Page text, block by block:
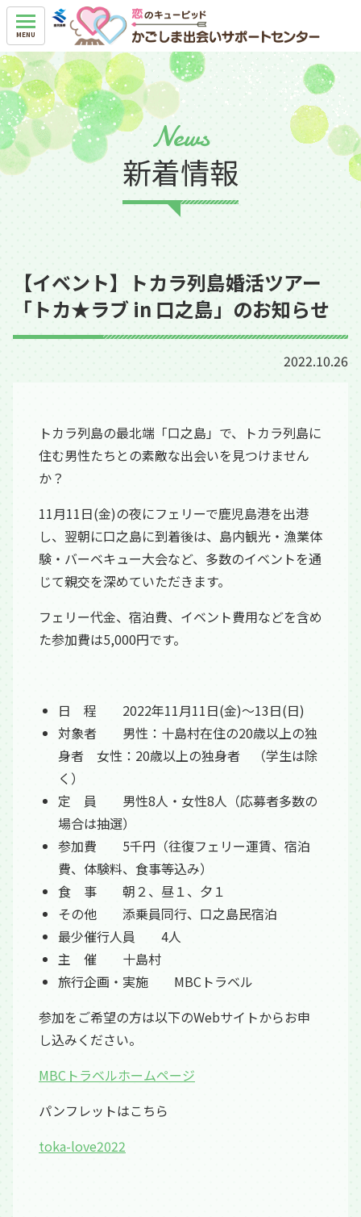
News
新着情報
【イベント】トカラ列島婚活ツアー
「トカ★ラブ in 口之島」のお知らせ
2022.10.26
トカラ列島の最北端「口之島」で、トカラ列島に
住む男性たちとの素敵な出会いを見つけません
か？
11月11日(金)の夜にフェリーで鹿児島港を出港
し、翌朝に口之島に到着後は、島内観光・漁業体
験・バーベキュー大会など、多数のイベントを通
じて親交を深めていただきます。
フェリー代金、宿泊費、イベント費用などを含め
た参加費は5,000円です。
日 程 2022年11月11日(金)～13日(日)
対象者 男性：十島村在住の20歳以上の独
身者 女性：20歳以上の独身者 （学生は除
く）
定 員 男性8人・女性8人（応募者多数の
場合は抽選）
参加費 5千円（往復フェリー運賃、宿泊
費、体験料、食事等込み）
食 事 朝２、昼１、夕１
その他 添乗員同行、口之島民宿泊
最少催行人員 4人
主 催 十島村
旅行企画・実施 MBCトラベル
参加をご希望の方は以下のWebサイトからお申
し込みください。
MBCトラベルホームページ
パンフレットはこちら
toka-love2022